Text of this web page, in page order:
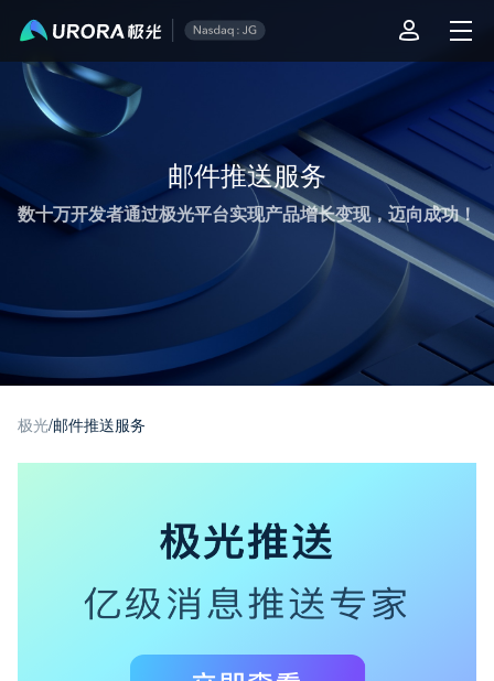
邮件推送服务
数十万开发者通过极光平台实现产品增长变现，迈向成功！
极光/邮件推送服务